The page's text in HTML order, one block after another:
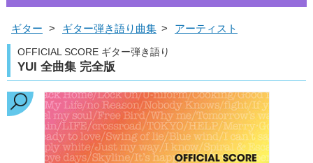
ギター > ギター弾き語り曲集 > アーティスト
OFFICIAL SCORE ギター弾き語り
YUI 全曲集 完全版